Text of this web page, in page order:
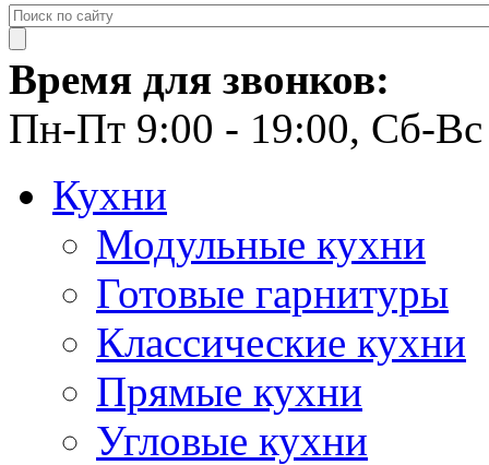
Время для звонков:
Пн-Пт 9:00 - 19:00, Сб-Вс
Кухни
Модульные кухни
Готовые гарнитуры
Классические кухни
Прямые кухни
Угловые кухни